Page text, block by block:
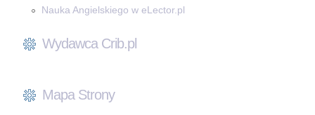
Nauka Angielskiego w eLector.pl
Wydawca Crib.pl
Mapa Strony